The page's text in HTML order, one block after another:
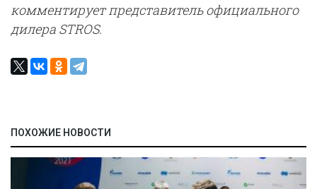
комментирует представитель официального
дилера STROS.
ПОХОЖИЕ НОВОСТИ